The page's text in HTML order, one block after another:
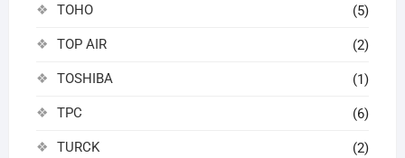
TOHO (5)
TOP AIR (2)
TOSHIBA (1)
TPC (6)
TURCK (2)